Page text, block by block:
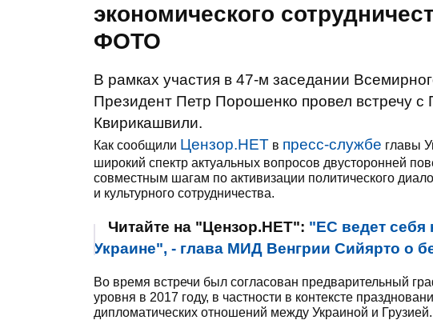
экономического
ФОТО
В рамках участия в 47-м заседании
Президент Петр Порошенко провел встречу
Квирикашвили.
Как сообщили Цензор.НЕТ в пресс-службе главы
широкий спектр актуальных вопросов двусторонней
совместным шагам по активизации политического
и культурного сотрудничества.
Читайте на "Цензор.НЕТ": "ЕС ведет себя
Украине", - глава МИД Венгрии Сийярто о
Во время встречи был согласован предварительный
уровня в 2017 году, в частности в контексте
дипломатических отношений между Украиной и Грузией.